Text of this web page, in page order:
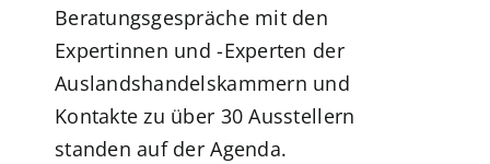
Beratungsgespräche mit den
Expertinnen und -Experten der
Auslandshandelskammern und
Kontakte zu über 30 Ausstellern
standen auf der Agenda.